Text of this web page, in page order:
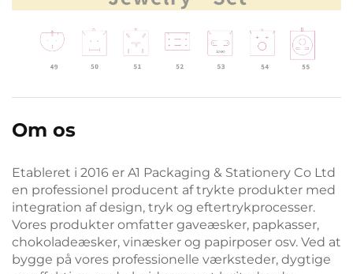
Om os
Etableret i 2016 er A1 Packaging & Stationery Co Ltd
en professionel producent af trykte produkter med
integration af design, tryk og eftertrykprocesser.
Vores produkter omfatter gaveæsker, papkasser,
chokoladeæsker, vinæsker og papirposer osv. Ved at
bygge på vores professionelle værksteder, dygtige